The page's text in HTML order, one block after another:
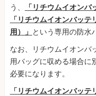
う、
「リチウムイオン
「リチウムイオンバッ
用）」 という専用の防水
なお、リチウムイオン
用バッグに収める場合に
必要になります。
「リチウムイオンバッ